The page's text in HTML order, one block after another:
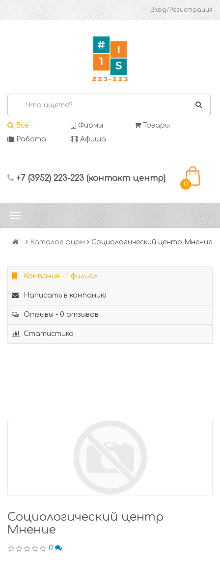
Вход/Регистрация
Все Фирмы
Товары
Работа
Афиша
+7 (3952) 223-223 (контакт центр)
0
Каталог фирм Социологический центр Мнение
Компания - 1 филиал
Написать в компанию
Отзывы - 0 отзывов
Статистика
Социологический центр
Мнение
0